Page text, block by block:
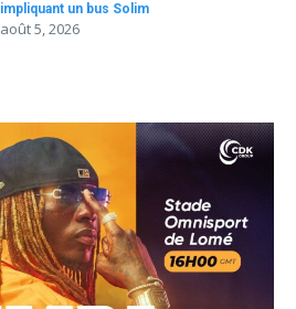
impliquant un bus Solim
août 5, 2026